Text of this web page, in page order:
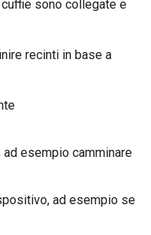
sono collegate e
recinti in base a
esempio camminare
ad esempio se